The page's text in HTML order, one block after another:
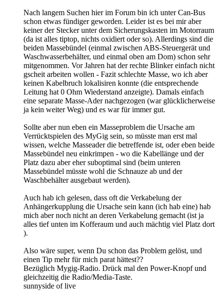
Nach langem Suchen hier im Forum bin ich unter Can-Bus
schon etwas fündiger geworden. Leider ist es bei mir aber
keiner der Stecker unter dem Sicherungskasten im Motorraum
(da ist alles tiptop, nichts oxidiert oder so). Allerdings sind die
beiden Massebündel (einmal zwischen ABS-Steuergerät und
Waschwasserbehälter, und einmal oben am Dom) schon sehr
mitgenommen. Vor Jahren hat der rechte Blinker einfach nicht
gscheit arbeiten wollen - Fazit schlechte Masse, wo ich aber
keinen Kabelbruch lokalisiren konnte (die entsprechende
Leitung hat 0 Ohm Wiederstand anzeigte). Damals einfach
eine separate Masse-Ader nachgezogen (war glücklicherweise
ja kein weiter Weg) und es war für immer gut.
Sollte aber nun eben ein Masseproblem die Ursache am
Verrücktspielen des MyGig sein, so müsste man erst mal
wissen, welche Masseader die betreffende ist, oder eben beide
Massebündel neu einkrimpen - wo die Kabellänge und der
Platz dazu aber eher suboptimal sind (beim unteren
Massebündel müsste wohl die Schnauze ab und der
Waschbehälter ausgebaut werden).
Auch hab ich gelesen, dass oft die Verkabelung der
Anhängerkupplung die Ursache sein kann (ich hab eine) hab
mich aber noch nicht an deren Verkabelung gemacht (ist ja
alles tief unten im Kofferaum und auch mächtig viel Platz dort
).
Also wäre super, wenn Du schon das Problem gelöst, und
einen Tip mehr für mich parat hättest??
Bezüglich Mygig-Radio. Drück mal den Power-Knopf und
gleichzeitig die Radio/Media-Taste.
sunnyside of live